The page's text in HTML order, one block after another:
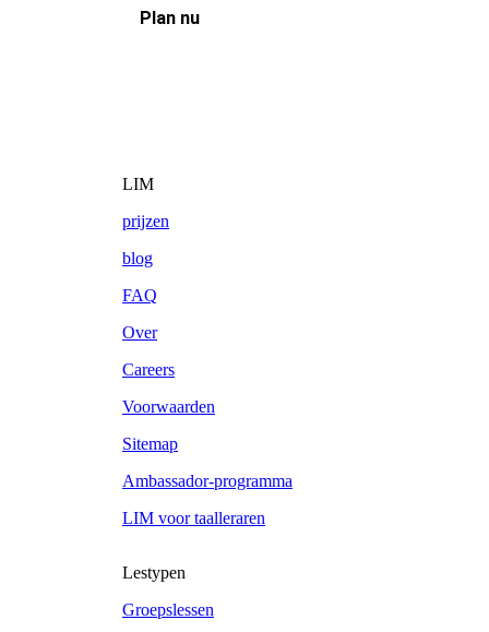
Plan nu
LIM
prijzen
blog
FAQ
Over
Careers
Voorwaarden
Sitemap
Ambassador-programma
LIM voor taalleraren
Lestypen
Groepslessen